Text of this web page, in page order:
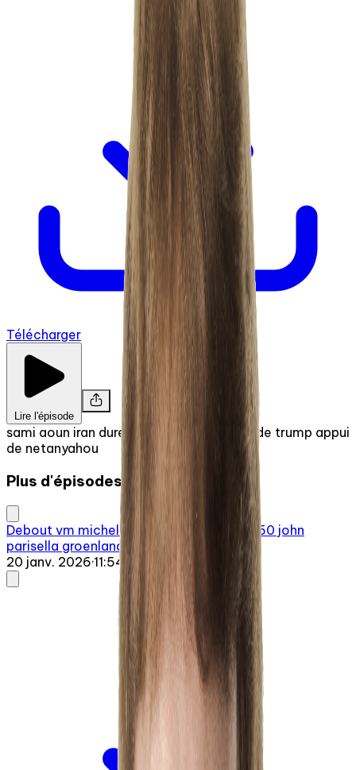
Télécharger
Lire l'épisode
sami aoun iran dure repression menaces de trump appui
de netanyahou
Plus d'épisodes
Debout vm michel gailloux 20260120 0750 john
parisella groenland conseil de
20 janv. 2026·11:54